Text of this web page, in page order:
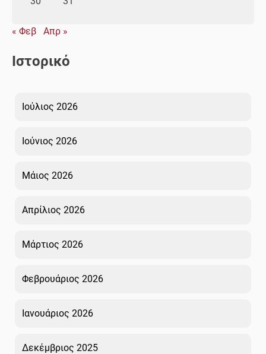
« Φεβ Απρ »
Ιστορικό
Ιούλιος 2026
Ιούνιος 2026
Μάιος 2026
Απρίλιος 2026
Μάρτιος 2026
Φεβρουάριος 2026
Ιανουάριος 2026
Δεκέμβριος 2025